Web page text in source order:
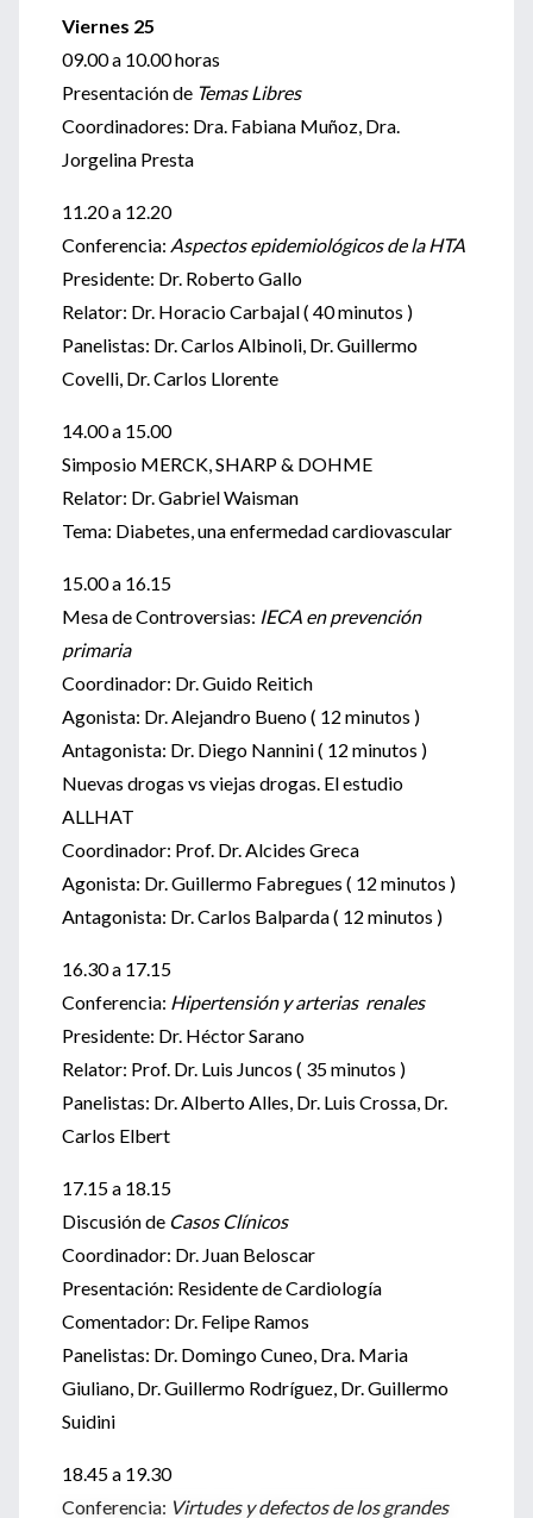
Viernes 25
09.00 a 10.00 horas
Presentación de Temas Libres
Coordinadores: Dra. Fabiana Muñoz, Dra.
Jorgelina Presta
11.20 a 12.20
Conferencia: Aspectos epidemiológicos de la HTA
Presidente: Dr. Roberto Gallo
Relator: Dr. Horacio Carbajal ( 40 minutos )
Panelistas: Dr. Carlos Albinoli, Dr. Guillermo
Covelli, Dr. Carlos Llorente
14.00 a 15.00
Simposio MERCK, SHARP & DOHME
Relator: Dr. Gabriel Waisman
Tema: Diabetes, una enfermedad cardiovascular
15.00 a 16.15
Mesa de Controversias: IECA en prevención
primaria
Coordinador: Dr. Guido Reitich
Agonista: Dr. Alejandro Bueno ( 12 minutos )
Antagonista: Dr. Diego Nannini ( 12 minutos )
Nuevas drogas vs viejas drogas. El estudio
ALLHAT
Coordinador: Prof. Dr. Alcides Greca
Agonista: Dr. Guillermo Fabregues ( 12 minutos )
Antagonista: Dr. Carlos Balparda ( 12 minutos )
16.30 a 17.15
Conferencia: Hipertensión y arterias renales
Presidente: Dr. Héctor Sarano
Relator: Prof. Dr. Luis Juncos ( 35 minutos )
Panelistas: Dr. Alberto Alles, Dr. Luis Crossa, Dr.
Carlos Elbert
17.15 a 18.15
Discusión de Casos Clínicos
Coordinador: Dr. Juan Beloscar
Presentación: Residente de Cardiología
Comentador: Dr. Felipe Ramos
Panelistas: Dr. Domingo Cuneo, Dra. Maria
Giuliano, Dr. Guillermo Rodríguez, Dr. Guillermo
Suidini
18.45 a 19.30
Conferencia: Virtudes y defectos de los grandes